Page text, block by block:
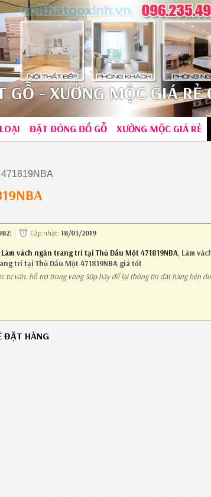
GỖ - XƯỞNG MỘC GIÁ RẺ
ĐẶT ĐÓNG ĐỒ GỖ XƯỞNG MỘC GIÁ RẺ
) Cập nhật: 18/03/2019
Làm vách ngăn trang trí tại Thủ Dầu Một 471819NBA Làm
trí tại Thủ Dầu Một 471819NBA giá tốt
tư vấn, hỗ trợ trong vòng 30p hãy để lại thông tin đặt hàng bên
ĐẶT HÀNG